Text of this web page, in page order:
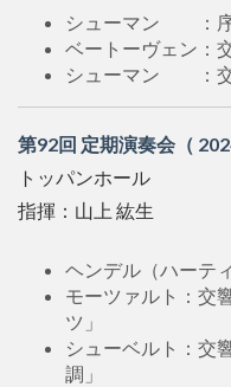
シューマン ：序
ベートーヴェン：
シューマン ：交
第92回 定期演奏会（
トッパンホール
指揮：山上 紘生
ヘンデル（ハーテ
モーツァルト：交
ツ」
シューベルト：交
調」